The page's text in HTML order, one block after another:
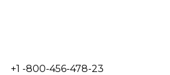
+1 -800-456-478-23